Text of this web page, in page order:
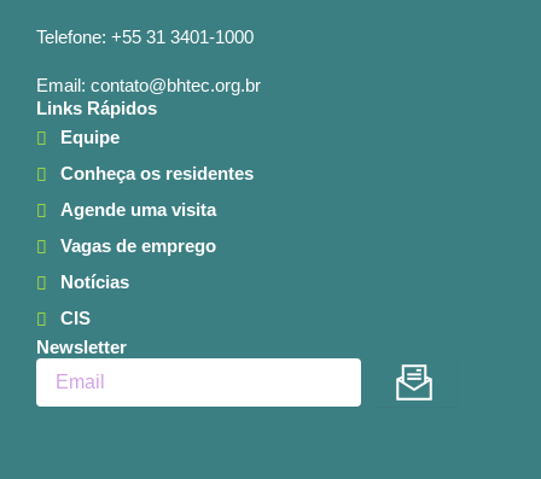
Telefone: +55 31 3401-1000
Email: contato@bhtec.org.br
Links Rápidos
Equipe
Conheça os residentes
Agende uma visita
Vagas de emprego
Notícias
CIS
Newsletter
Enviar